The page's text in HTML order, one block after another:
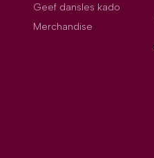
Geef dansles kado
Merchandise